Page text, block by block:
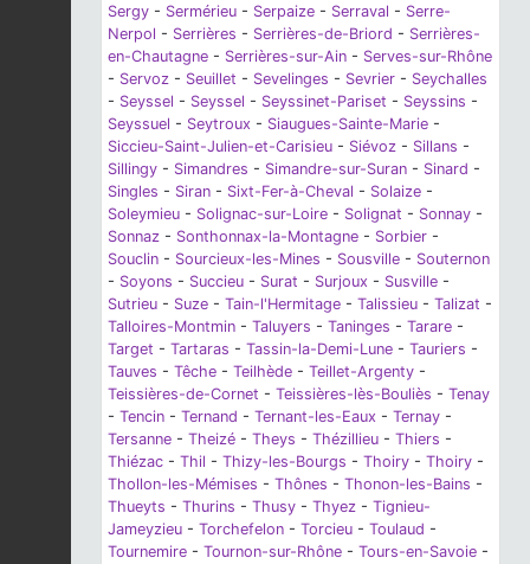
Sergy - Sermérieu - Serpaize - Serraval - Serre-
Nerpol - Serrières - Serrières-de-Briord - Serrières-
en-Chautagne - Serrières-sur-Ain - Serves-sur-Rhône
- Servoz - Seuillet - Sevelinges - Sevrier - Seychalles
- Seyssel - Seyssel - Seyssinet-Pariset - Seyssins -
Seyssuel - Seytroux - Siaugues-Sainte-Marie -
Siccieu-Saint-Julien-et-Carisieu - Siévoz - Sillans -
Sillingy - Simandres - Simandre-sur-Suran - Sinard -
Singles - Siran - Sixt-Fer-à-Cheval - Solaize -
Soleymieu - Solignac-sur-Loire - Solignat - Sonnay -
Sonnaz - Sonthonnax-la-Montagne - Sorbier -
Souclin - Sourcieux-les-Mines - Sousville - Souternon
- Soyons - Succieu - Surat - Surjoux - Susville -
Sutrieu - Suze - Tain-l'Hermitage - Talissieu - Talizat -
Talloires-Montmin - Taluyers - Taninges - Tarare -
Target - Tartaras - Tassin-la-Demi-Lune - Tauriers -
Tauves - Têche - Teilhède - Teillet-Argenty -
Teissières-de-Cornet - Teissières-lès-Bouliès - Tenay
- Tencin - Ternand - Ternant-les-Eaux - Ternay -
Tersanne - Theizé - Theys - Thézillieu - Thiers -
Thiézac - Thil - Thizy-les-Bourgs - Thoiry - Thoiry -
Thollon-les-Mémises - Thônes - Thonon-les-Bains -
Thueyts - Thurins - Thusy - Thyez - Tignieu-
Jameyzieu - Torchefelon - Torcieu - Toulaud -
Tournemire - Tournon-sur-Rhône - Tours-en-Savoie -